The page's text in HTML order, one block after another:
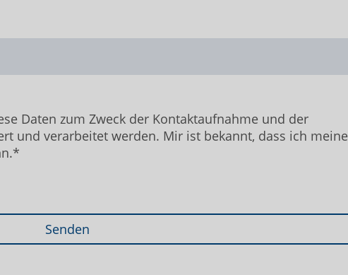
Daten zum Zweck der Kontaktaufnahme und der
und verarbeitet werden. Mir ist bekannt, dass ich meine
Senden